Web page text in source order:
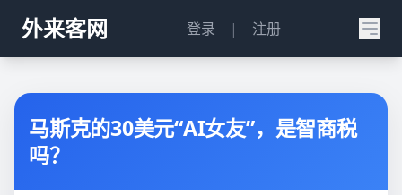
外来客网 登录 | 注册
马斯克的30美元“AI女友”，是智商税
吗？